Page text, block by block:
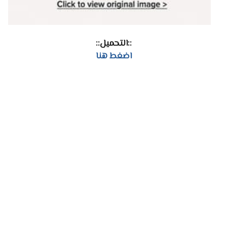
::التحميل::
اضغط هنا